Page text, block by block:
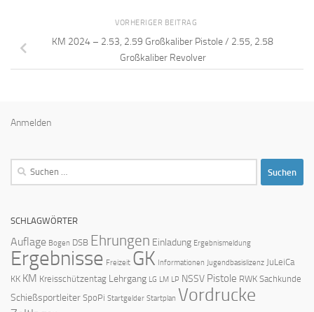
VORHERIGER BEITRAG
KM 2024 – 2.53, 2.59 Großkaliber Pistole / 2.55, 2.58
Großkaliber Revolver
Anmelden
Suchen
SCHLAGWÖRTER
Auflage Bogen DSB Ehrungen Einladung Ergebnismeldung
Ergebnisse Freizeit GK Informationen Jugendbasislizenz JuLeiCa
KK KM Kreisschützentag Lehrgang LG LM LP NSSV Pistole RWK Sachkunde
Schießsportleiter SpoPi Startgelder Startplan Vordrucke